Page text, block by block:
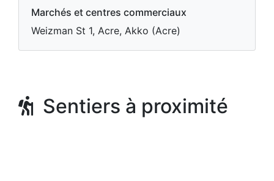
Marchés et centres commerciaux
Weizman St 1, Acre, Akko (Acre)
Sentiers à proximité